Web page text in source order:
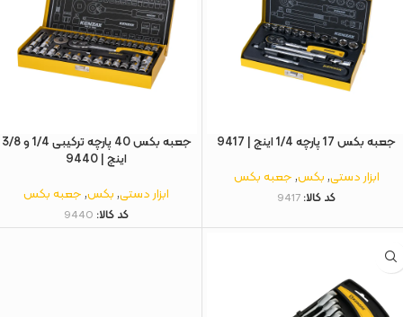
جعبه بکس 17 پارچه 1/4 اینچ | 9417
ابزار دستی,بکس,جعبه بکس
کد کالا: 9417
جعبه بکس 40 پارچه ترکیبی 1/4 و 3/8
اینچ | 9440
ابزار دستی,بکس,جعبه بکس
کد کالا: 9440